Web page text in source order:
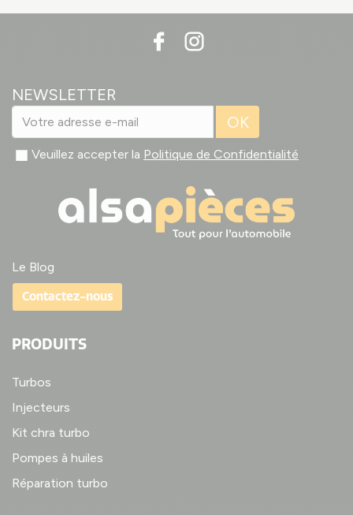
NEWSLETTER
OK
Veuillez accepter la Politique de Confidentialité
Le Blog
Contactez-nous
PRODUITS
Turbos
Injecteurs
Kit chra turbo
Pompes à huiles
Réparation turbo